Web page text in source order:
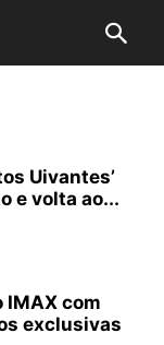
Uivantes’
e volta ao...
IMAX com
exclusivas